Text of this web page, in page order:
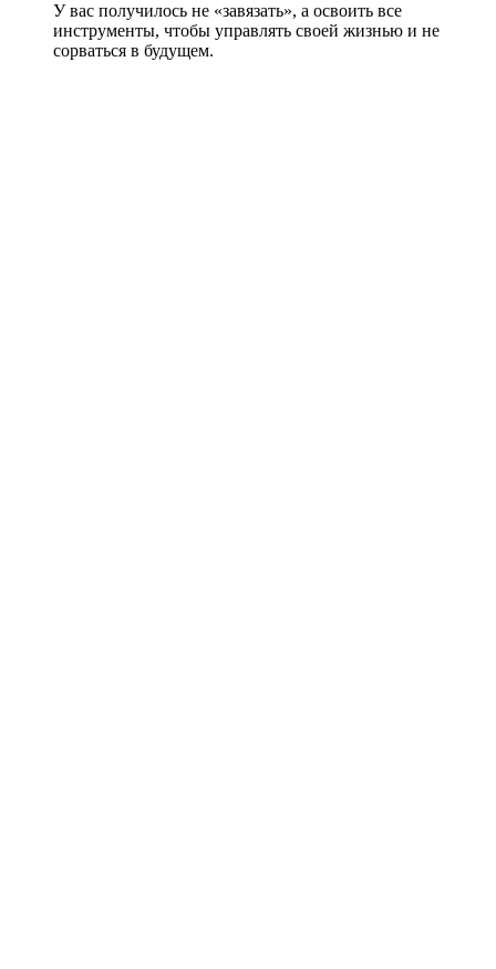
У вас получилось не «завязать», а освоить все
инструменты, чтобы управлять своей жизнью и не
сорваться в будущем.